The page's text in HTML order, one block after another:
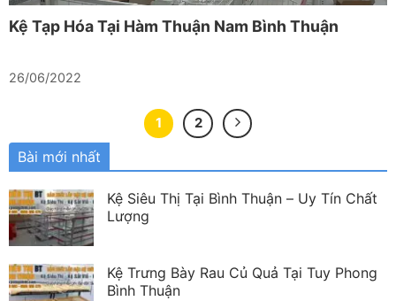
Kệ Tạp Hóa Tại Hàm Thuận Nam Bình Thuận
26/06/2022
1 2
Bài mới nhất
Kệ Siêu Thị Tại Bình Thuận – Uy Tín Chất
Lượng
Kệ Trưng Bày Rau Củ Quả Tại Tuy Phong
Bình Thuận